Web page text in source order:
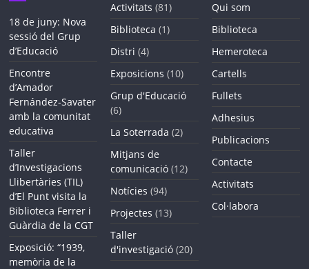
18 de juny: Nova
sessió del Grup
d’Educació
Encontre
d’Amador
Fernández-Savater
amb la comunitat
educativa
Taller
d’Investigacions
Llibertàries (TIL)
d’El Punt visita la
Biblioteca Ferrer i
Guàrdia de la CGT
Exposició: “1939,
memòria de la
Activitats (81)
Biblioteca (1)
Distri (4)
Exposicions (10)
Grup d'Educació
(6)
La Soterrada (2)
Mitjans de
comunicació (12)
Notícies (94)
Projectes (13)
Taller
d'investigació (20)
Qui som
Biblioteca
Hemeroteca
Cartells
Fullets
Adhesius
Publicacions
Contacte
Activitats
Col·labora